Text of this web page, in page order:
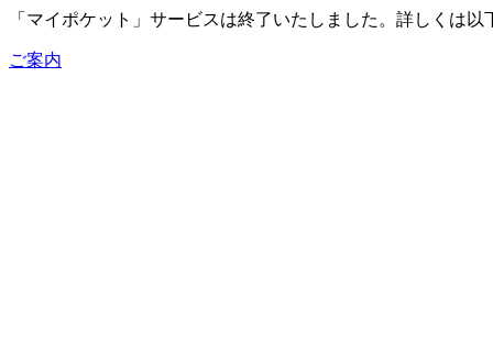
「マイポケット」サービスは終了いたしました。詳しくは
ご案内